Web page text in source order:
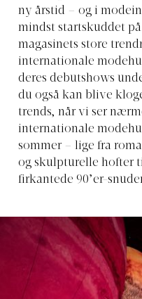
ny årstid – og i
mindst startskuddet
magasinets store
internationale
deres debutshows
du også kan blive
trends, når vi ser
internationale
sommer – lige fra
og skulpturelle hofter
firkantede 90’er-